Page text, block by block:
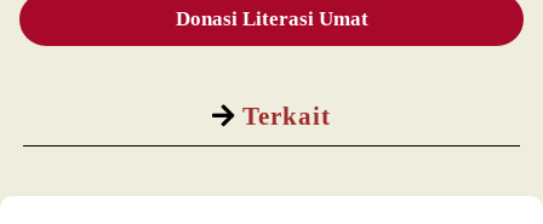
Terkait
Donasi Literasi Umat